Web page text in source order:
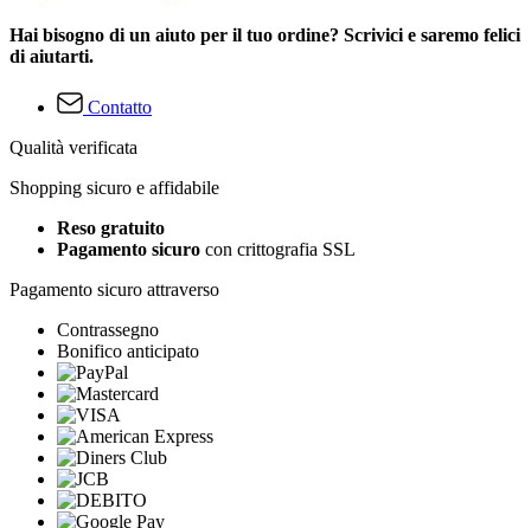
Hai bisogno di un aiuto per il tuo ordine? Scrivici e saremo felici
di aiutarti.
Contatto
Qualità verificata
Shopping sicuro e affidabile
Reso gratuito
Pagamento sicuro con crittografia SSL
Pagamento sicuro attraverso
Contrassegno
Bonifico anticipato